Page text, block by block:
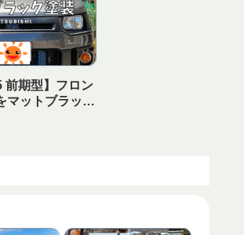
前期型】フロン
マットブラック